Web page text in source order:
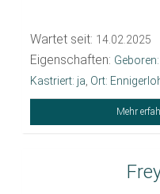
Wartet seit: 14.02.2025
Eigenschaften:
Kastriert: ja Ort:
Mehr